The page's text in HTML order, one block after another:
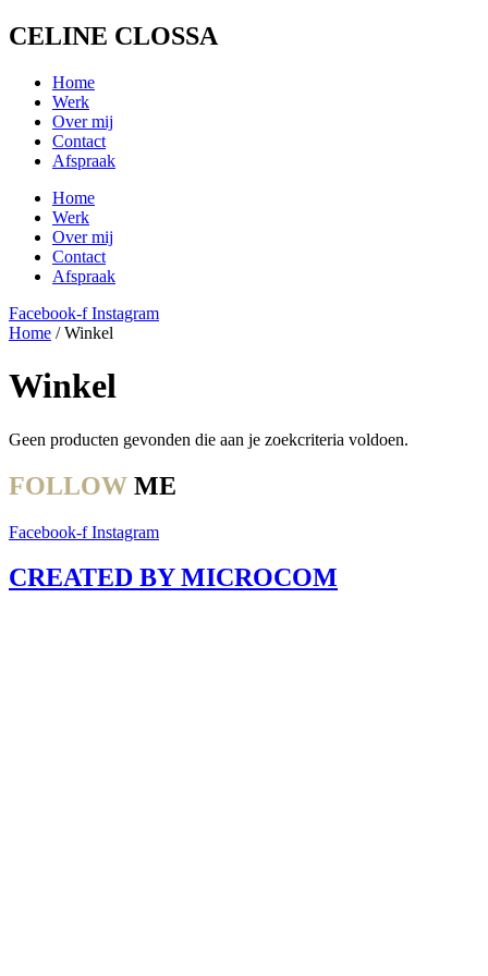
Ga
naar
inhoud
CELINE CLOSSA
Home
Werk
Over mij
Contact
Afspraak
Home
Werk
Over mij
Contact
Afspraak
Facebook-f Instagram
Home / Winkel
Winkel
Geen producten gevonden die aan je zoekcriteria voldoen.
FOLLOW ME
Facebook-f Instagram
CREATED BY MICROCOM